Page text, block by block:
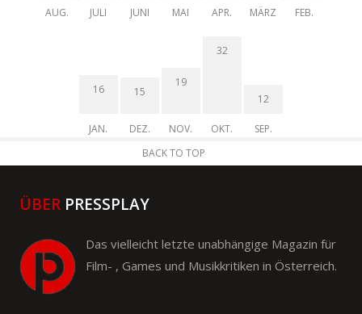
AUG.
JULI
JUNI
MAI
APR.
MÄRZ
FEB.
16
JAN.
15
DEZ.
19
NOV.
32
OKT.
12
SEP.
BACK TO TOP
ÜBER PRESSPLAY
Das vielleicht letzte unabhängige Magazin für
Film- , Games und Musikkritiken in Österreich.